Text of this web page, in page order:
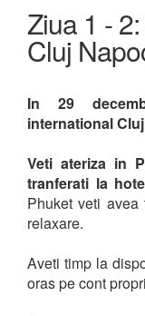
Ziua 1 -
Cluj
In 29
international
Veti ateriza in
tranferati la
Phuket veti avea
relaxare.
Aveti timp la
oras pe cont